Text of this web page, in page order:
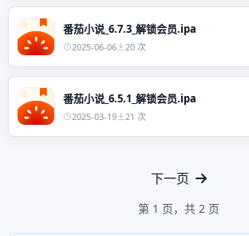
番茄小说_6.7.3_解锁会员.ipa
2025-06-06 20 次
番茄小说_6.5.1_解锁会员.ipa
2025-03-19 21 次
下一页
第 1 页，共 2 页